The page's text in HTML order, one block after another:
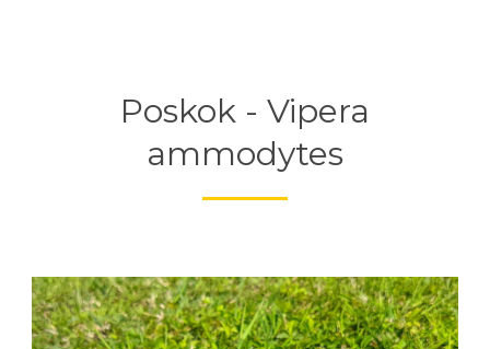
Poskok - Vipera
ammodytes